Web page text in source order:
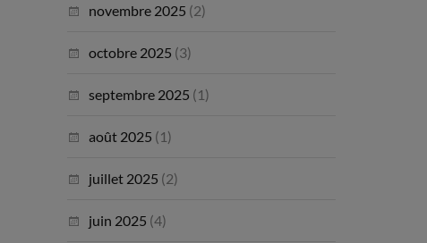
novembre 2025 (2)
octobre 2025 (3)
septembre 2025 (1)
août 2025 (1)
juillet 2025 (2)
juin 2025 (4)